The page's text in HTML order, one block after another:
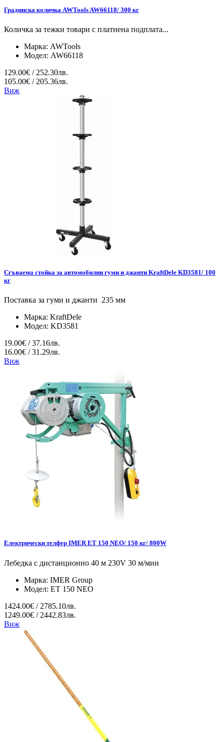
Градинска количка AWTools AW66118/ 300 кг
Количка за тежки товари с платнена подплата...
Марка: AWTools
Модел: AW66118
129.00€ / 252.30лв.
105.00€ / 205.36лв.
Виж
Сгъваема стойка за автомобилни гуми и джанти KraftDele KD3581/ 100
кг
Поставка за гуми и джанти 235 мм
Марка: KraftDele
Модел: KD3581
19.00€ / 37.16лв.
16.00€ / 31.29лв.
Виж
Електрически телфер IMER ET 150 NEO/ 150 кг/ 800W
Лебедка с дистанционно 40 м 230V 30 м/мин
Марка: IMER Group
Модел: ET 150 NEO
1424.00€ / 2785.10лв.
1249.00€ / 2442.83лв.
Виж